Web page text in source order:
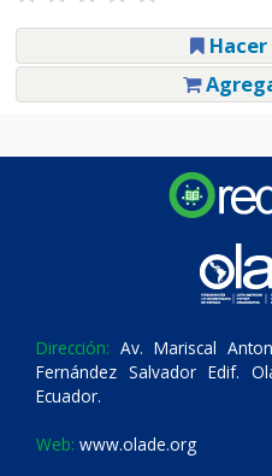
Hacer
Dirección: Av. Mariscal
Fernández Salvador Edif.
Ecuador.
Web: www.olade.org